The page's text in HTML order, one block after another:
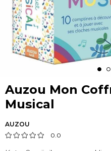
Auzou Mon
Musical
AUZOU
0.0